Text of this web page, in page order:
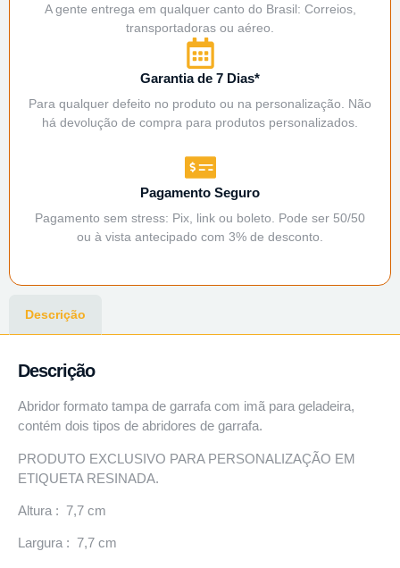
A gente entrega em qualquer canto do Brasil: Correios,
transportadoras ou aéreo.
Garantia de 7 Dias*
Para qualquer defeito no produto ou na personalização. Não
há devolução de compra para produtos personalizados.
Pagamento Seguro
Pagamento sem stress: Pix, link ou boleto. Pode ser 50/50
ou à vista antecipado com 3% de desconto.
Descrição
Descrição
Abridor formato tampa de garrafa com imã para geladeira,
contém dois tipos de abridores de garrafa.
PRODUTO EXCLUSIVO PARA PERSONALIZAÇÃO EM
ETIQUETA RESINADA.
Altura : 7,7 cm
Largura : 7,7 cm